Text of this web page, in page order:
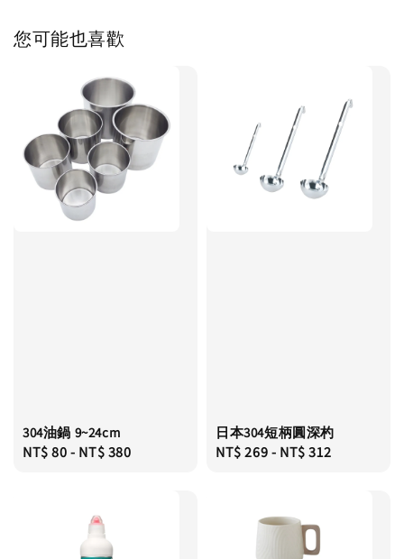
您可能也喜歡
304油鍋 9~24cm
Regular
NT$ 80- NT$ 380
日本304短柄圓深杓
Regular
NT$ 269- NT$ 312